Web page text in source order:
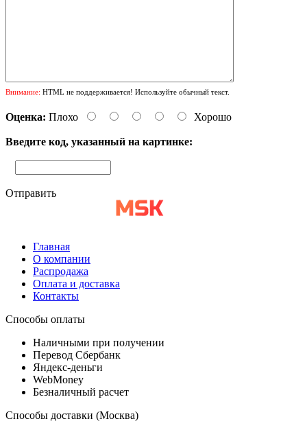
Внимание: HTML не поддерживается! Используйте обычный текст.
Оценка: Плохо Хорошо
Введите код, указанный на картинке:
Отправить
Главная
О компании
Распродажа
Оплата и доставка
Контакты
Способы оплаты
Наличными при получении
Перевод Сбербанк
Яндекс-деньги
WebMoney
Безналичный расчет
Способы доставки (Москва)